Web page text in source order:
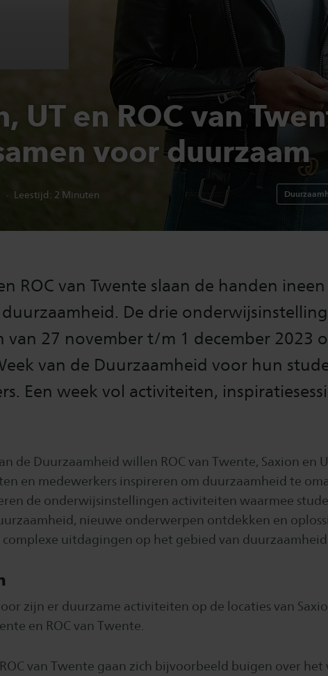
UT en ROC van
voor duurzaam
Leestijd: 2 Minuten
ROC van Twente slaan de handen
De drie
van 27 november t/m 1 december 2023
van de Duurzaamheid voor hun
Een week vol activiteiten,
de Duurzaamheid willen ROC van Twente, Saxion en
en medewerkers inspireren om duurzaamheid te
de onderwijsinstellingen activiteiten waarmee
nieuwe onderwerpen ontdekken en
uitdagingen op het gebied van duurzaamheid.
zijn er duurzame activiteiten op de locaties van
en ROC van Twente.
van Twente gaan zich bijvoorbeeld buigen over het